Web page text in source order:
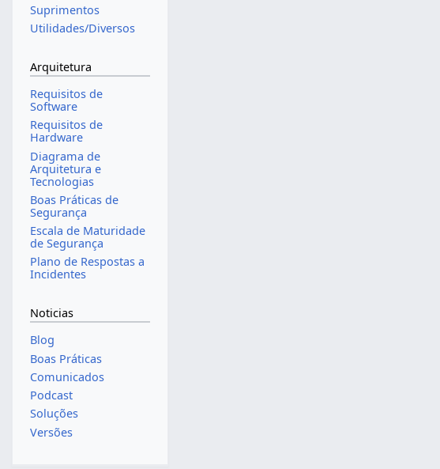
Suprimentos
Utilidades/Diversos
Arquitetura
Requisitos de
Software
Requisitos de
Hardware
Diagrama de
Arquitetura e
Tecnologias
Boas Práticas de
Segurança
Escala de Maturidade
de Segurança
Plano de Respostas a
Incidentes
Noticias
Blog
Boas Práticas
Comunicados
Podcast
Soluções
Versões